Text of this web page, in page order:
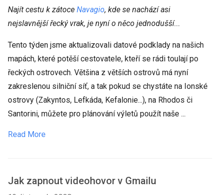
Najít cestu k zátoce Navagio, kde se nachází asi
nejslavnější řecký vrak, je nyní o něco jednodušší...
Tento týden jsme aktualizovali datové podklady na našich
mapách, které potěší cestovatele, kteří se rádi toulají po
řeckých ostrovech. Většina z větších ostrovů má nyní
zakreslenou silniční síť, a tak pokud se chystáte na Ionské
ostrovy (Zakyntos, Lefkáda, Kefalonie...), na Rhodos či
Santorini, můžete pro plánování výletů použít naše ...
Read More
Jak zapnout videohovor v Gmailu